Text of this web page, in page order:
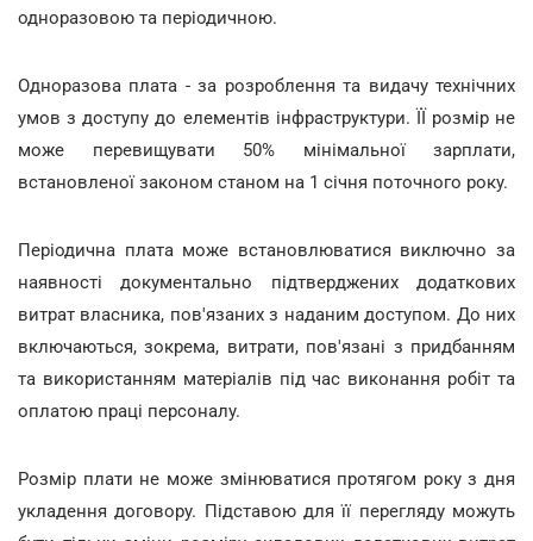
одноразовою та періодичною.
Одноразова плата - за розроблення та видачу технічних
умов з доступу до елементів інфраструктури. ЇЇ розмір не
може перевищувати 50% мінімальної зарплати,
встановленої законом станом на 1 січня поточного року.
Періодична плата може встановлюватися виключно за
наявності документально підтверджених додаткових
витрат власника, пов'язаних з наданим доступом. До них
включаються, зокрема, витрати, пов'язані з придбанням
та використанням матеріалів під час виконання робіт та
оплатою праці персоналу.
Розмір плати не може змінюватися протягом року з дня
укладення договору. Підставою для її перегляду можуть